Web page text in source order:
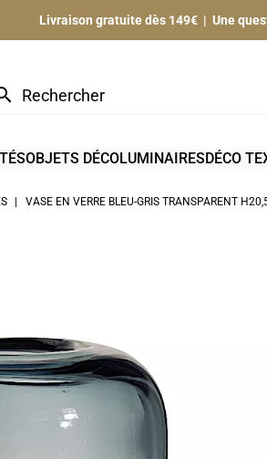
Livraison gratuite dès 149€ | Une
OBJETS DÉCOLUMINAIRES DÉCO
VASE EN VERRE BLEU-GRIS TRANSPARENT